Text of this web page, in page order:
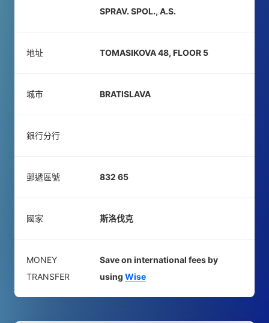
SPRAV. SPOL., A.S.
地址 TOMASIKOVA 48, FLOOR 5
城市 BRATISLAVA
銀行分行
郵遞區號 832 65
國家 斯洛伐克
MONEY
TRANSFER
Save on international fees by
using Wise